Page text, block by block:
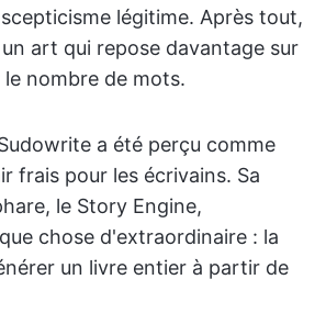
légitime. Après tout,
art qui repose davantage sur
nombre de mots.
a été perçu comme
frais pour les écrivains. Sa
le Story Engine,
chose d'extraordinaire : la
un livre entier à partir de